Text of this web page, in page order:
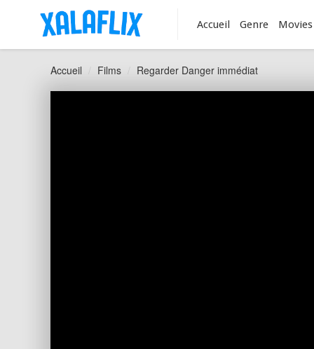
Accueil Genre Movies
Accueil Films Regarder Danger immédiat